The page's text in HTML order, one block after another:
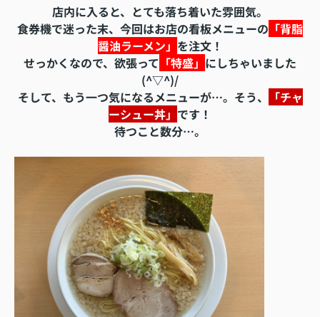
店内に入ると、とても落ち着いた雰囲気。
食券機で迷った末、今回はお店の看板メニューの 「背脂
醤油ラーメン」 を注文！
せっかくなので、欲張って 「特盛」 にしちゃいました
(^▽^)/
そして、もう一つ気になるメニューが…。そう、
「チャ
ーシュー丼」 です！
待つこと数分…。